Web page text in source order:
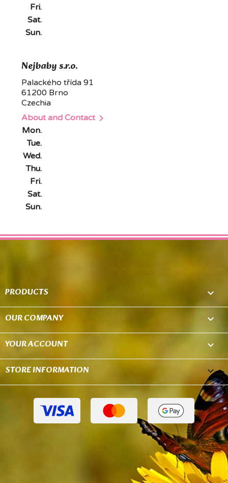
Fri.
Sat.
Sun.
Nejbaby s.r.o.
Palackého třída 91
61200 Brno
Czechia
About and Contact
Mon.
Tue.
Wed.
Thu.
Fri.
Sat.
Sun.
PRODUCTS 
OUR COMPANY 
YOUR ACCOUNT 
STORE INFORMATION keyboard_arrow_down